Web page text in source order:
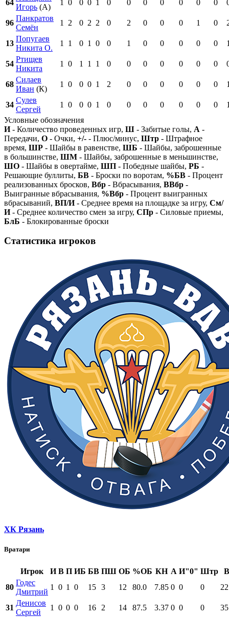
64
Игорь (А)
1 0 0 0 1 0 0 0 0 0 0 0
96
Панкратов
Семён
1 2 0 2 2 0 2 0 0 0 1 0
13
Попугаев
Никита О.
1 1 0 1 0 0 1 0 0 0 0 0
54
Ртищев
Никита
1 0 1 1 1 0 0 0 0 0 0 0
68
Силаев
Иван (К)
1 0 0 0 1 2 0 0 0 0 0 0
34
Сулев
Сергей
1 0 0 0 1 0 0 0 0 0 0 0
Условные обозначения
И- Количество проведенных игр, Ш - Забитые голы, А -
Передачи, О - Очки, +/- - Плюс/минус, Штр - Штрафное
время, ШР - Шайбы в равенстве, ШБ - Шайбы, заброшенные
в большинстве, ШМ - Шайбы, заброшенные в меньшинстве,
ШО - Шайбы в овертайме, ШП - Победные шайбы, РБ -
Решающие буллиты, БВ - Броски по воротам, %БВ - Процент
реализованных бросков, Вбр - Вбрасывания, ВВбр -
Выигранные вбрасывания, %Вбр - Процент выигранных
вбрасываний, ВП/И- Среднее время на площадке за игру, См/
И- Среднее количество смен за игру, СПр - Силовые приемы,
БлБ - Блокированные броски
Статистика игроков
ХК Рязань
Вратари
Игрок И В П ИБ БВ ПШ ОБ %ОБ КН А И"0" Штр
80
Годес
Дмитрий
1 0 1 0 15 3 12 80.0 7.85 0 0 0
31
Денисов
Сергей
1 0 0 0 16 2 14 87.5 3.37 0 0 0